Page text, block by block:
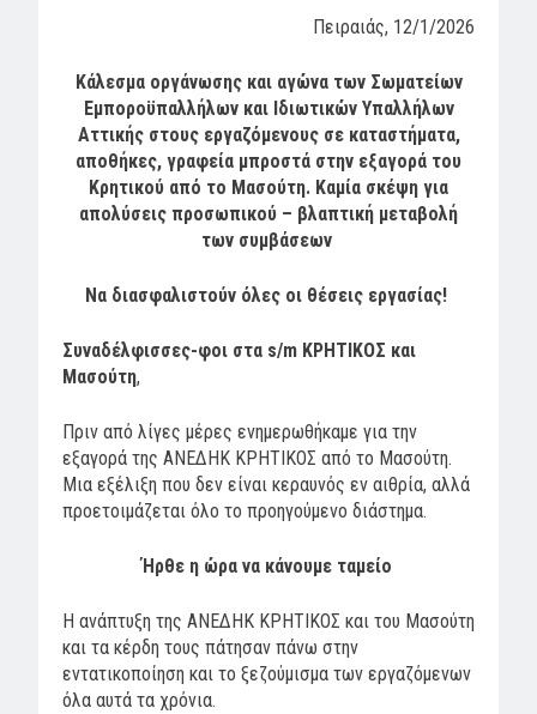
Πειραιάς, 12/1/2026
Κάλεσμα οργάνωσης και αγώνα των Σωματείων
Εμποροϋπαλλήλων και Ιδιωτικών Υπαλλήλων
Αττικής στους εργαζόμενους σε καταστήματα,
αποθήκες, γραφεία μπροστά στην εξαγορά του
Κρητικού από το Μασούτη. Καμία σκέψη για
απολύσεις προσωπικού – βλαπτική μεταβολή
των συμβάσεων
Να διασφαλιστούν όλες οι θέσεις εργασίας!
Συναδέλφισσες-φοι στα s/m ΚΡΗΤΙΚΟΣ και
Μασούτη,
Πριν από λίγες μέρες ενημερωθήκαμε για την
εξαγορά της ΑΝΕΔΗΚ ΚΡΗΤΙΚΟΣ από το Μασούτη.
Μια εξέλιξη που δεν είναι κεραυνός εν αιθρία, αλλά
προετοιμάζεται όλο το προηγούμενο διάστημα.
Ήρθε η ώρα να κάνουμε ταμείο
Η ανάπτυξη της ΑΝΕΔΗΚ ΚΡΗΤΙΚΟΣ και του Μασούτη
και τα κέρδη τους πάτησαν πάνω στην
εντατικοποίηση και το ξεζούμισμα των εργαζόμενων
όλα αυτά τα χρόνια.